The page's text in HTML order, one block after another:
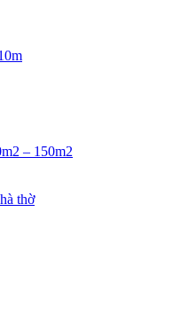
– 150m2
thờ